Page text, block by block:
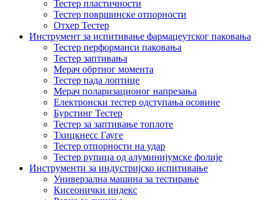
Тестер пластичности
Тестер површинске отпорности
Отхер Тестер
Инструмент за испитивање фармацеутског паковања
Тестер перформанси паковања
Тестер заптивања
Мерач обртног момента
Тестер пада лоптице
Мерач поларизационог напрезања
Електронски тестер одступања осовине
Бурстинг Тестер
Тестер за заптивање топлоте
Тхицкнесс Гауге
Тестер отпорности на удар
Тестер рупица од алуминијумске фолије
Инструменти за индустријско испитивање
Универзална машина за тестирање
Кисеонички индекс